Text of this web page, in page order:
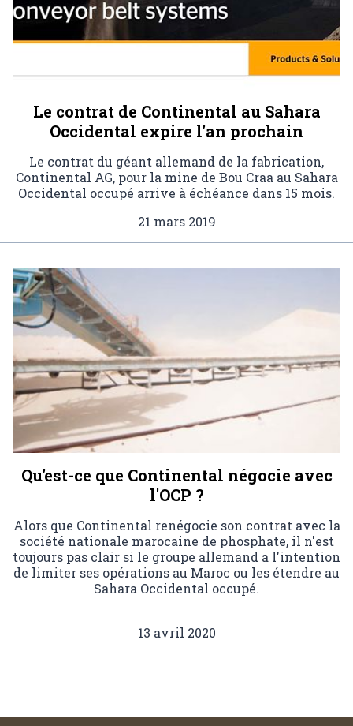
Le contrat de Continental au Sahara
Occidental expire l'an prochain
Le contrat du géant allemand de la fabrication,
Continental AG, pour la mine de Bou Craa au Sahara
Occidental occupé arrive à échéance dans 15 mois.
21 mars 2019
Qu'est-ce que Continental négocie avec
l'OCP ?
Alors que Continental renégocie son contrat avec la
société nationale marocaine de phosphate, il n'est
toujours pas clair si le groupe allemand a l'intention
de limiter ses opérations au Maroc ou les étendre au
Sahara Occidental occupé.
13 avril 2020